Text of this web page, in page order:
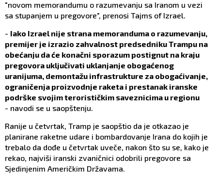
"novom memorandumu o razumevanju sa Iranom u vezi
sa stupanjem u pregovore", prenosi Tajms of Izrael.
- Iako Izrael nije strana memoranduma o razumevanju,
premijer je izrazio zahvalnost predsedniku Trampu na
obećanju da će konačni sporazum postignut na kraju
pregovora uključivati uklanjanje obogaćenog
uranijuma, demontažu infrastrukture za obogaćivanje,
ograničenja proizvodnje raketa i prestanak iranske
podrške svojim terorističkim saveznicima u regionu
- navodi se u saopštenju.
Ranije u četvrtak, Tramp je saopštio da je otkazao je
planirane raketne udare i bombardovanje Irana do kojih je
trebalo da dođe u četvrtak uveče, nakon što su se, kako je
rekao, najviši iranski zvaničnici odobrili pregovore sa
Sjedinjenim Američkim Državama.